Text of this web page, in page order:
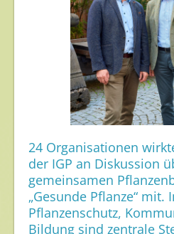
Gesunde Nahrung
Nutzen von Pflanzenschutzmitteln
Sichere Lebensmittel
Gesunde Menschen
Versorgungs- &
Gepflegtes Eigenheim
Anwenderschutz
Entsorgung von
24 Organisationen
der IGP an Diskussion
gemeinsamen
„Gesunde Pflanze“ mit.
Pflanzenschutz,
Bildung sind zentrale